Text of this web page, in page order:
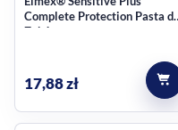
zwracają uwagę na
użytkowaniu. Pasta
naturalnej bieli zębów,
Complete Protection Pasta do
Zębów
17,88zł